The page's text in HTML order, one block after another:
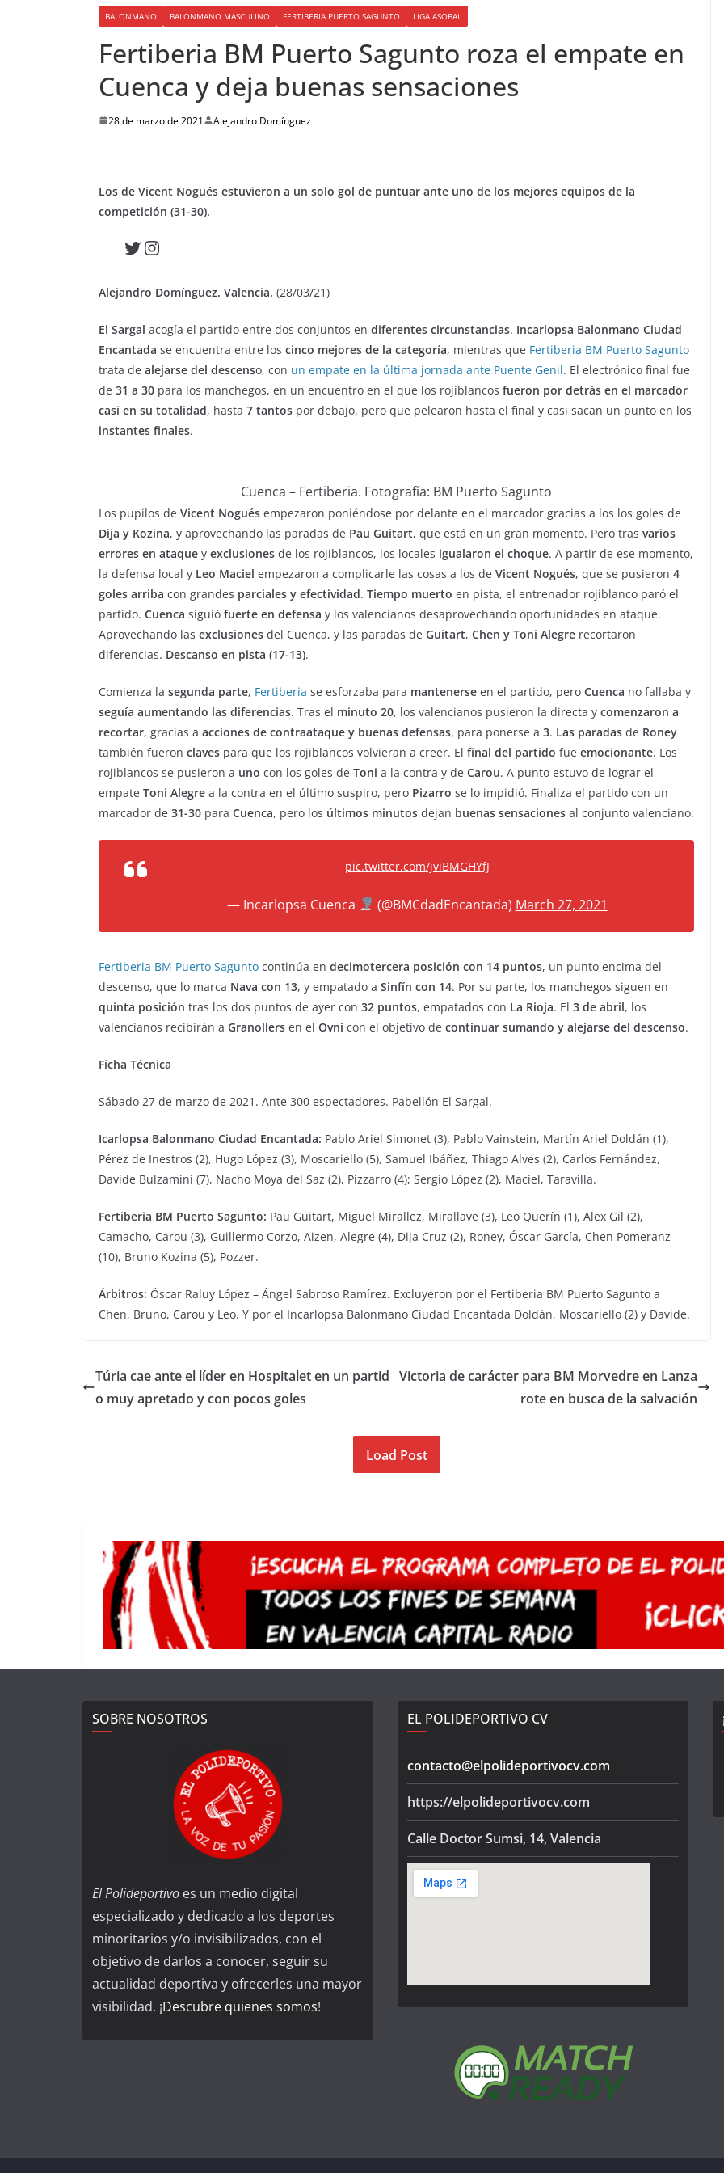
BALONMANO BALONMANO MASCULINO FERTIBERIA PUERTO SAGUNTO LIGA ASOBAL
Fertiberia BM Puerto Sagunto roza el empate en
Cuenca y deja buenas sensaciones
28 de marzo de 2021 Alejandro Domínguez
Los de Vicent Nogués estuvieron a un solo gol de puntuar ante uno de los mejores equipos de la
competición (31-30).
Twitter
Instagram
Alejandro Domínguez. Valencia. (28/03/21)
El Sargal acogía el partido entre dos conjuntos en diferentes circunstancias. Incarlopsa Balonmano Ciudad
Encantada se encuentra entre los cinco mejores de la categoría, mientras que Fertiberia BM Puerto Sagunto
trata de alejarse del descenso, con un empate en la última jornada ante Puente Genil. El electrónico final fue
de 31 a 30 para los manchegos, en un encuentro en el que los rojiblancos fueron por detrás en el marcador
casi en su totalidad, hasta 7 tantos por debajo, pero que pelearon hasta el final y casi sacan un punto en los
instantes finales.
Cuenca – Fertiberia. Fotografía: BM Puerto Sagunto
Los pupilos de Vicent Nogués empezaron poniéndose por delante en el marcador gracias a los los goles de
Dija y Kozina, y aprovechando las paradas de Pau Guitart, que está en un gran momento. Pero tras varios
errores en ataque y exclusiones de los rojiblancos, los locales igualaron el choque. A partir de ese momento,
la defensa local y Leo Maciel empezaron a complicarle las cosas a los de Vicent Nogués, que se pusieron 4
goles arriba con grandes parciales y efectividad. Tiempo muerto en pista, el entrenador rojiblanco paró el
partido. Cuenca siguió fuerte en defensa y los valencianos desaprovechando oportunidades en ataque.
Aprovechando las exclusiones del Cuenca, y las paradas de Guitart, Chen y Toni Alegre recortaron
diferencias. Descanso en pista (17-13).
Comienza la segunda parte, Fertiberia se esforzaba para mantenerse en el partido, pero Cuenca no fallaba y
seguía aumentando las diferencias. Tras el minuto 20, los valencianos pusieron la directa y comenzaron a
recortar, gracias a acciones de contraataque y buenas defensas, para ponerse a 3. Las paradas de Roney
también fueron claves para que los rojiblancos volvieran a creer. El final del partido fue emocionante. Los
rojiblancos se pusieron a uno con los goles de Toni a la contra y de Carou. A punto estuvo de lograr el
empate Toni Alegre a la contra en el último suspiro, pero Pizarro se lo impidió. Finaliza el partido con un
marcador de 31-30 para Cuenca, pero los últimos minutos dejan buenas sensaciones al conjunto valenciano.
pic.twitter.com/jviBMGHYfJ
— Incarlopsa Cuenca (@BMCdadEncantada) March 27, 2021
Fertiberia BM Puerto Sagunto continúa en decimotercera posición con 14 puntos, un punto encima del
descenso, que lo marca Nava con 13, y empatado a Sinfín con 14. Por su parte, los manchegos siguen en
quinta posición tras los dos puntos de ayer con 32 puntos, empatados con La Rioja. El 3 de abril, los
valencianos recibirán a Granollers en el Ovni con el objetivo de continuar sumando y alejarse del descenso.
Ficha Técnica
Sábado 27 de marzo de 2021. Ante 300 espectadores. Pabellón El Sargal.
Icarlopsa Balonmano Ciudad Encantada: Pablo Ariel Simonet (3), Pablo Vainstein, Martín Ariel Doldán (1),
Pérez de Inestros (2), Hugo López (3), Moscariello (5), Samuel Ibáñez, Thiago Alves (2), Carlos Fernández,
Davide Bulzamini (7), Nacho Moya del Saz (2), Pizzarro (4); Sergio López (2), Maciel, Taravilla.
Fertiberia BM Puerto Sagunto: Pau Guitart, Miguel Mirallez, Mirallave (3), Leo Querín (1), Alex Gil (2),
Camacho, Carou (3), Guillermo Corzo, Aizen, Alegre (4), Dija Cruz (2), Roney, Óscar García, Chen Pomeranz
(10), Bruno Kozina (5), Pozzer.
Árbitros: Óscar Raluy López – Ángel Sabroso Ramírez. Excluyeron por el Fertiberia BM Puerto Sagunto a
Chen, Bruno, Carou y Leo. Y por el Incarlopsa Balonmano Ciudad Encantada Doldán, Moscariello (2) y Davide.
Túria cae ante el líder en Hospitalet en un partid
o muy apretado y con pocos goles
Victoria de carácter para BM Morvedre en Lanza
rote en busca de la salvación
Load Post
SOBRE NOSOTROS
El Polideportivo es un medio digital
especializado y dedicado a los deportes
minoritarios y/o invisibilizados, con el
objetivo de darlos a conocer, seguir su
actualidad deportiva y ofrecerles una mayor
visibilidad. ¡Descubre quienes somos!
EL POLIDEPORTIVO CV
contacto@elpolideportivocv.com
https://elpolideportivocv.com
Calle Doctor Sumsi, 14, Valencia